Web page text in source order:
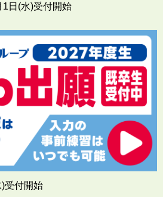
1日(水)受付開始
)受付開始